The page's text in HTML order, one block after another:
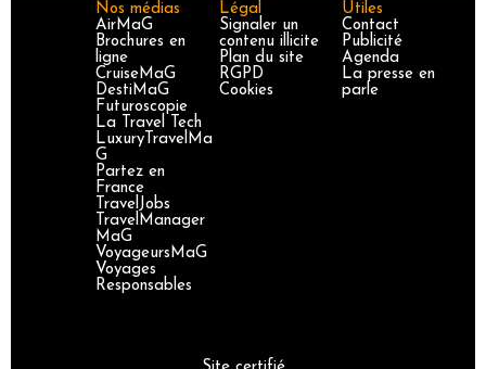
Nos médias
AirMaG
Brochures en
ligne
CruiseMaG
DestiMaG
Futuroscopie
La Travel Tech
LuxuryTravelMa
G
Partez en
France
TravelJobs
TravelManager
MaG
VoyageursMaG
Voyages
Responsables
Légal
Signaler un
contenu illicite
Plan du site
RGPD
Cookies
Utiles
Contact
Publicité
Agenda
La presse en
parle